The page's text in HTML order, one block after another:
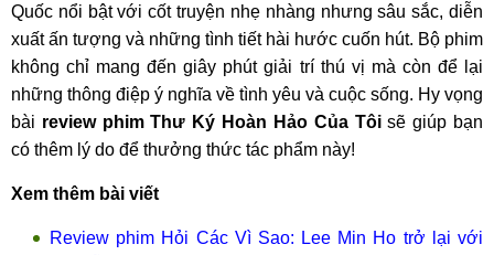
Quốc nổi bật với cốt truyện nhẹ nhàng nhưng sâu sắc, diễn
xuất ấn tượng và những tình tiết hài hước cuốn hút. Bộ phim
không chỉ mang đến giây phút giải trí thú vị mà còn để lại
những thông điệp ý nghĩa về tình yêu và cuộc sống. Hy vọng
bài review phim Thư Ký Hoàn Hảo Của Tôisẽ giúp bạn
có thêm lý do để thưởng thức tác phẩm này!
Xem thêm bài viết
Review phim Hỏi Các Vì Sao: Lee Min Ho trở lại với